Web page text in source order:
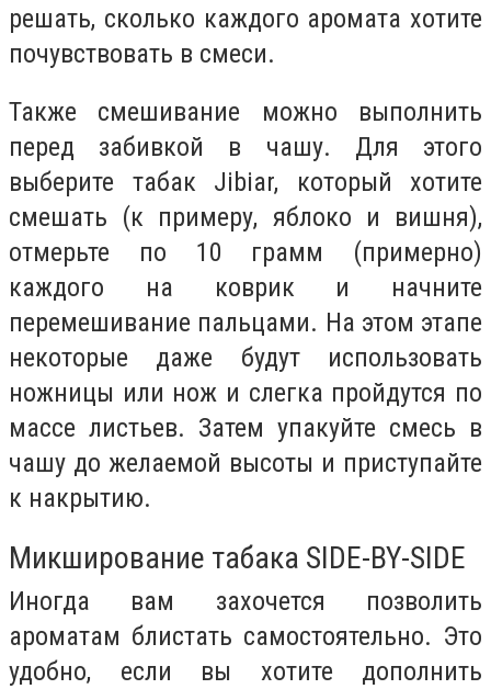
решать, сколько каждого аромата хотите
почувствовать в смеси.
Также смешивание можно выполнить
перед забивкой в чашу. Для этого
выберите табак Jibiar, который хотите
смешать (к примеру, яблоко и вишня),
отмерьте по 10 грамм (примерно)
каждого на коврик и начните
перемешивание пальцами. На этом этапе
некоторые даже будут использовать
ножницы или нож и слегка пройдутся по
массе листьев. Затем упакуйте смесь в
чашу до желаемой высоты и приступайте
к накрытию.
Микширование табака SIDE-BY-SIDE
Иногда вам захочется позволить
ароматам блистать самостоятельно. Это
удобно, если вы хотите дополнить